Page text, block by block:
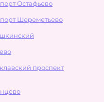
Остафьево
Шереметьево
проспект